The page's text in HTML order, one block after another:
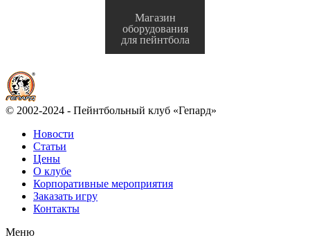
Магазин
оборудования
для пейнтбола
© 2002-2024 - Пейнтбольный клуб «Гепард»
Новости
Статьи
Цены
О клубе
Корпоративные мероприятия
Заказать игру
Контакты
Меню